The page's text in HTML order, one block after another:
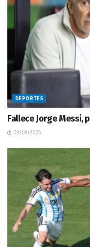
DEPORTES
Fallece Jorge Messi,
08/08/2026